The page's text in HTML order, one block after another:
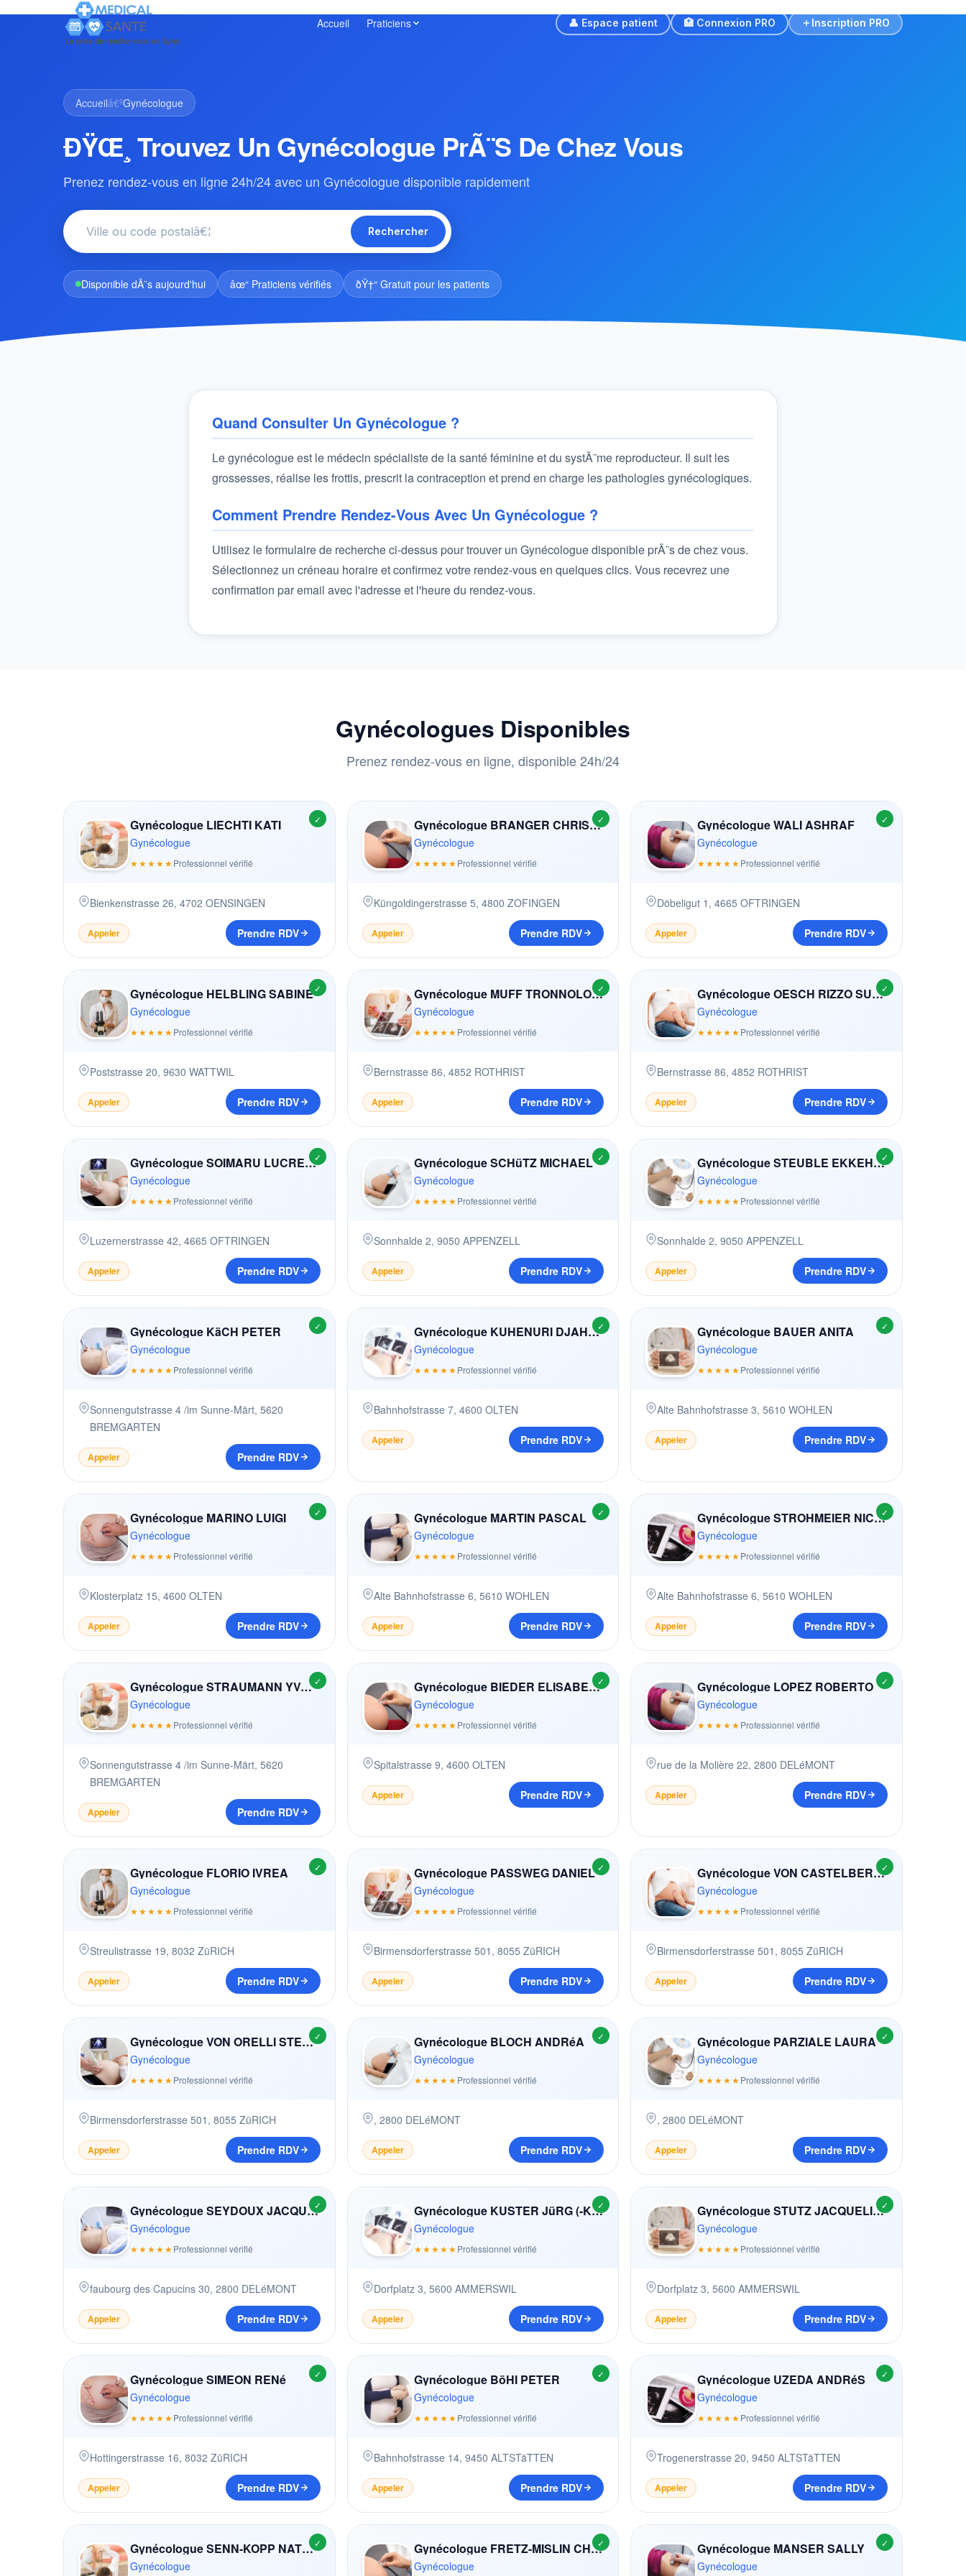
Accueil
Praticiens 👤 Espace patient 🏥 Connexion PRO Inscription PRO
Accueilâ€ºGynécologue
ÐŸŒ¸ Trouvez Un Gynécologue PrÃ¨s De Chez Vous
Prenez rendez-vous en ligne 24h/24 avec un Gynécologue disponible rapidement
Rechercher
Disponible dÃ¨s aujourd'hui âœ“ Praticiens vérifiés ðŸ†“ Gratuit pour les patients
Quand Consulter Un Gynécologue ?
Le gynécologue est le médecin spécialiste de la santé féminine et du systÃ¨me reproducteur. Il suit les
grossesses, réalise les frottis, prescrit la contraception et prend en charge les pathologies gynécologiques.
Comment Prendre Rendez-Vous Avec Un Gynécologue ?
Utilisez le formulaire de recherche ci-dessus pour trouver un Gynécologue disponible prÃ¨s de chez vous.
Sélectionnez un créneau horaire et confirmez votre rendez-vous en quelques clics. Vous recevrez une
confirmation par email avec l'adresse et l'heure du rendez-vous.
Gynécologues Disponibles
Prenez rendez-vous en ligne, disponible 24h/24
✓
Gynécologue LIECHTI KATI
Gynécologue
★★★★★Professionnel vérifié
Bienkenstrasse 26, 4702 OENSINGEN
Appeler Prendre RDV
✓
Gynécologue BRANGER CHRISTOPH
Gynécologue
★★★★★Professionnel vérifié
Küngoldingerstrasse 5, 4800 ZOFINGEN
Appeler Prendre RDV
✓
Gynécologue WALI ASHRAF
Gynécologue
★★★★★Professionnel vérifié
Döbeligut 1 ,4665 OFTRINGEN
Appeler Prendre RDV
✓
Gynécologue HELBLING SABINE
Gynécologue
★★★★★Professionnel vérifié
Poststrasse 20, 9630 WATTWIL
Appeler Prendre RDV
✓
Gynécologue MUFF TRONNOLONE BéRéNICE
Gynécologue
★★★★★Professionnel vérifié
Bernstrasse 86, 4852 ROTHRIST
Appeler Prendre RDV
✓
Gynécologue OESCH RIZZO SUSANNE
Gynécologue
★★★★★Professionnel vérifié
Bernstrasse 86,4852 ROTHRIST
Appeler Prendre RDV
✓
Gynécologue SOIMARU LUCRETIA
Gynécologue
★★★★★Professionnel vérifié
Luzernerstrasse 42, 4665 OFTRINGEN
Appeler Prendre RDV
✓
Gynécologue SCHüTZ MICHAEL
Gynécologue
★★★★★Professionnel vérifié
Sonnhalde 2, 9050 APPENZELL
Appeler Prendre RDV
✓
Gynécologue STEUBLE EKKEHARD (-FRüH)
Gynécologue
★★★★★Professionnel vérifié
Sonnhalde 2,9050 APPENZELL
Appeler Prendre RDV
✓
Gynécologue KäCH PETER
Gynécologue
★★★★★Professionnel vérifié
Sonnengutstrasse 4 /im Sunne-Märt, 5620
BREMGARTEN
Appeler Prendre RDV
✓
Gynécologue KUHENURI DJAHAN
Gynécologue
★★★★★Professionnel vérifié
Bahnhofstrasse 7, 4600 OLTEN
Appeler Prendre RDV
✓
Gynécologue BAUER ANITA
Gynécologue
★★★★★Professionnel vérifié
Alte Bahnhofstrasse 3,5610 WOHLEN
Appeler Prendre RDV
✓
Gynécologue MARINO LUIGI
Gynécologue
★★★★★Professionnel vérifié
Klosterplatz 15, 4600 OLTEN
Appeler Prendre RDV
✓
Gynécologue MARTIN PASCAL
Gynécologue
★★★★★Professionnel vérifié
Alte Bahnhofstrasse 6, 5610 WOHLEN
Appeler Prendre RDV
✓
Gynécologue STROHMEIER NICOLE
Gynécologue
★★★★★Professionnel vérifié
Alte Bahnhofstrasse 6,5610 WOHLEN
Appeler Prendre RDV
✓
Gynécologue STRAUMANN YVONNE
Gynécologue
★★★★★Professionnel vérifié
Sonnengutstrasse 4 /im Sunne-Märt, 5620
BREMGARTEN
Appeler Prendre RDV
✓
Gynécologue BIEDER ELISABETH (-WITTWER)
Gynécologue
★★★★★Professionnel vérifié
Spitalstrasse 9, 4600 OLTEN
Appeler Prendre RDV
✓
Gynécologue LOPEZ ROBERTO
Gynécologue
★★★★★Professionnel vérifié
rue de la Molière 22,2800 DELéMONT
Appeler Prendre RDV
✓
Gynécologue FLORIO IVREA
Gynécologue
★★★★★Professionnel vérifié
Streulistrasse 19, 8032 ZüRICH
Appeler Prendre RDV
✓
Gynécologue PASSWEG DANIEL
Gynécologue
★★★★★Professionnel vérifié
Birmensdorferstrasse 501 , 8055 ZüRICH
Appeler Prendre RDV
✓
Gynécologue VON CASTELBERG BRIDA
Gynécologue
★★★★★Professionnel vérifié
Birmensdorferstrasse 501 ,8055 ZüRICH
Appeler Prendre RDV
✓
Gynécologue VON ORELLI STEPHANIE
Gynécologue
★★★★★Professionnel vérifié
Birmensdorferstrasse 501 , 8055 ZüRICH
Appeler Prendre RDV
✓
Gynécologue BLOCH ANDRéA
Gynécologue
★★★★★Professionnel vérifié
, 2800 DELéMONT
Appeler Prendre RDV
✓
Gynécologue PARZIALE LAURA
Gynécologue
★★★★★Professionnel vérifié
,2800 DELéMONT
Appeler Prendre RDV
✓
Gynécologue SEYDOUX JACQUES
Gynécologue
★★★★★Professionnel vérifié
faubourg des Capucins 30, 2800 DELéMONT
Appeler Prendre RDV
✓
Gynécologue KUSTER JüRG (-KEUSCH)
Gynécologue
★★★★★Professionnel vérifié
Dorfplatz 3, 5600 AMMERSWIL
Appeler Prendre RDV
✓
Gynécologue STUTZ JACQUELINE
Gynécologue
★★★★★Professionnel vérifié
Dorfplatz 3,5600 AMMERSWIL
Appeler Prendre RDV
✓
Gynécologue SIMEON RENé
Gynécologue
★★★★★Professionnel vérifié
Hottingerstrasse 16, 8032 ZüRICH
Appeler Prendre RDV
✓
Gynécologue BöHI PETER
Gynécologue
★★★★★Professionnel vérifié
Bahnhofstrasse 14, 9450 ALTSTäTTEN
Appeler Prendre RDV
✓
Gynécologue UZEDA ANDRéS
Gynécologue
★★★★★Professionnel vérifié
Trogenerstrasse 20,9450 ALTSTäTTEN
Appeler Prendre RDV
✓
Gynécologue SENN-KOPP NATHALIE
Gynécologue
✓
Gynécologue FRETZ-MISLIN CHRISTIANE
Gynécologue
✓
Gynécologue MANSER SALLY
Gynécologue